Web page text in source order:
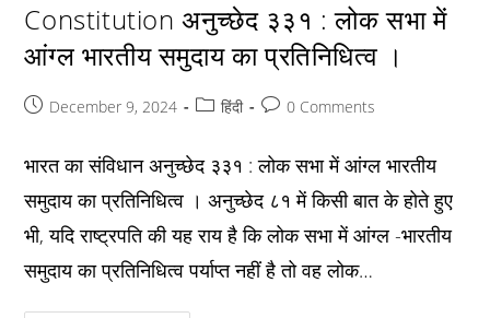
Constitution अनुच्छेद ३३१ : लोक सभा में
आंग्ल भारतीय समुदाय का प्रतिनिधित्व ।
PostDecember 9, 2024
Postहिंदी
Post0 Comments
भारत का संविधान अनुच्छेद ३३१ : लोक सभा में आंग्ल भारतीय
समुदाय का प्रतिनिधित्व । अनुच्छेद ८१ में किसी बात के होते हुए
भी, यदि राष्ट्रपति की यह राय है कि लोक सभा में आंग्ल -भारतीय
समुदाय का प्रतिनिधित्व पर्याप्त नहीं है तो वह लोक…